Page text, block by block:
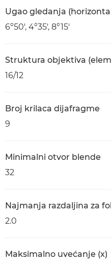
Ugao gledanja
6°50', 4°35', 8°15'
Struktura objektiva
16/12
Broj krilaca dijafragme
9
Minimalni otvor blende
32
Najmanja razdaljina za
2.0
Maksimalno uvećanje (x)